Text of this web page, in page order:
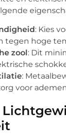
: Kies
tegen hoge
zool: Dit
:
voor